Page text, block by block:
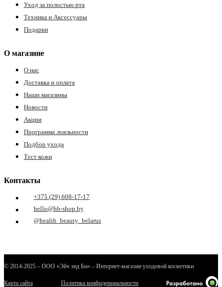
Уход за полостью рта
Техника и Аксессуары
Подарки
О магазине
О нас
Доставка и оплата
Наши магазины
Новости
Акции
Программа лояльности
Подбор ухода
Тест кожи
Контакты
+375 (29) 608-17-17
hello@hb-shop.by
@health_beauty_belarus
© 2014-2025 – ООО «Эйч энд Би» – Интернет-магазин уходовой косметики
Карта сайта Политика конфиденциальности